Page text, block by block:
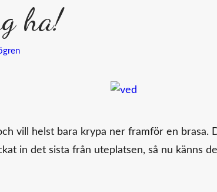
ha!
vill helst bara krypa ner framför en brasa.
in det sista från uteplatsen, så nu känns